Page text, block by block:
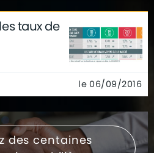
taux de
le 06/09/2016
des centaines